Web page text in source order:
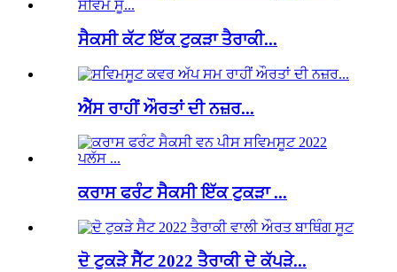
ਸੈਕਸੀ ਕੱਟ ਇੱਕ ਟੁਕੜਾ ਤੈਰਾਕੀ...
ਐੱਸ ਰਾਹੀਂ ਔਰਤਾਂ ਦੀ ਨਜ਼ਰ...
ਕਰਾਸ ਫਰੰਟ ਸੈਕਸੀ ਇੱਕ ਟੁਕੜਾ ...
ਦੋ ਟੁਕੜੇ ਸੈੱਟ 2022 ਤੈਰਾਕੀ ਦੇ ਕੱਪੜੇ...